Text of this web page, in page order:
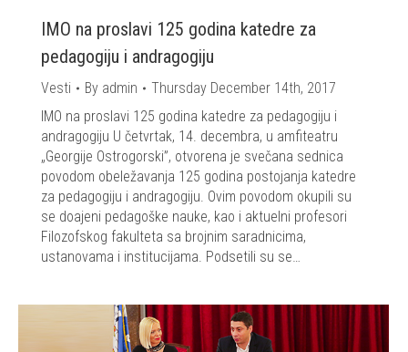
IMO na proslavi 125 godina katedre za
pedagogiju i andragogiju
Vesti By admin
Thursday December 14th, 2017
IMO na proslavi 125 godina katedre za pedagogiju i
andragogiju U četvrtak, 14. decembra, u amfiteatru
„Georgije Ostrogorski”, otvorena je svečana sednica
povodom obeležavanja 125 godina postojanja katedre
za pedagogiju i andragogiju. Ovim povodom okupili su
se doajeni pedagoške nauke, kao i aktuelni profesori
Filozofskog fakulteta sa brojnim saradnicima,
ustanovama i institucijama. Podsetili su se…